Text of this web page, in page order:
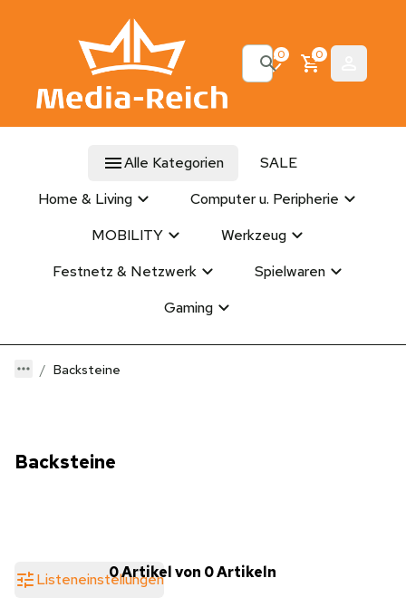
0 0
Alle Kategorien
SALE
Home & Living
Computer u. Peripherie
MOBILITY
Werkzeug
Festnetz & Netzwerk
Spielwaren
Gaming
Backsteine
Backsteine
Listeneinstellungen0 Artikel von 0 Artikeln